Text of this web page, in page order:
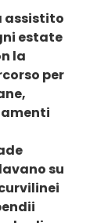
assistito
estate
la
per
su